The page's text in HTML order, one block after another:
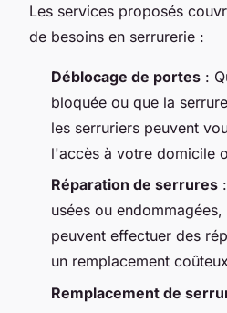
Les services proposés
de besoins en serrurerie :
Déblocage de portes :
bloquée ou que la
les serruriers peuvent
l'accès à votre domicile
Réparation de serrures
usées ou
peuvent effectuer des
un remplacement
Remplacement de